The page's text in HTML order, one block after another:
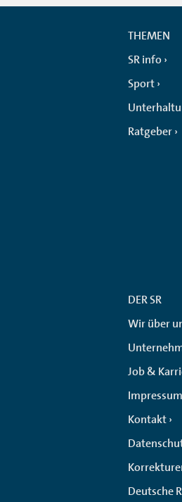
THEMEN
SR info
Sport
Ratgeber
DER SR
Wir über
Job &
Impressum
Kontakt
Deutsche